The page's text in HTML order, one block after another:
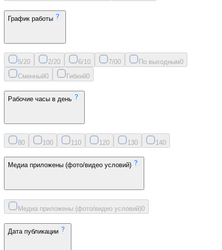
График работы
5/20 2/20 6/10 7/00 По выходным0
Сменный0 Гибкий0
Рабочие часы в день
80 100 11 0 120 130 140
Медиа приложены (фото/видео условий)
Медиа приложены (фото/видео условий)0
Дата публикации